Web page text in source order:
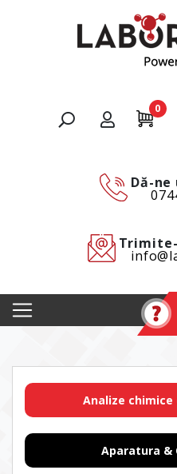
Dă-
0
Analize
Aparatura &